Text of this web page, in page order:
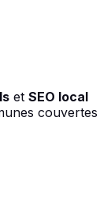
et SEO local
couvertes